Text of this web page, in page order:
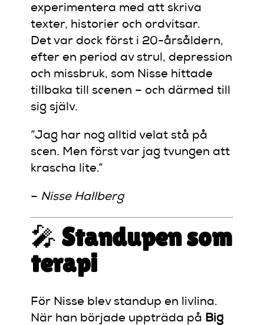
experimentera med att skriva
texter, historier och ordvitsar.
Det var dock först i 20-årsåldern,
efter en period av strul, depression
och missbruk, som Nisse hittade
tillbaka till scenen – och därmed till
sig själv.
”Jag har nog alltid velat stå på
scen. Men först var jag tvungen att
krascha lite.”
– Nisse Hallberg
🎤 Standupen som
terapi
För Nisse blev standup en livlina.
När han började uppträda på Big